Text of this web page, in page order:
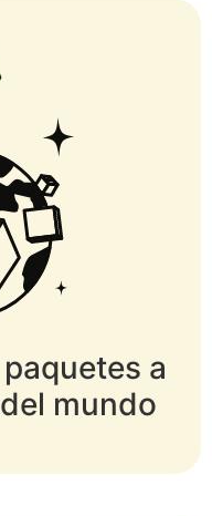
a
mundo